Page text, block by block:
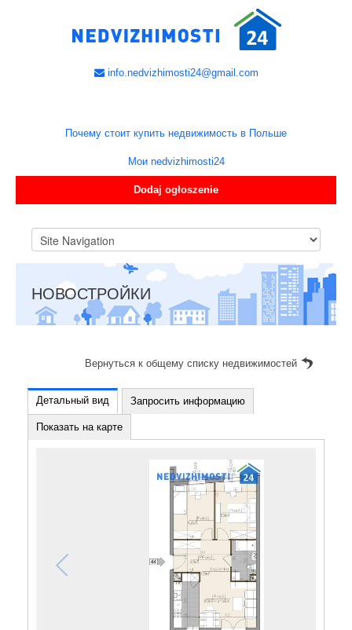
info.nedvizhimosti24@gmail.com
Почему стоит купить недвижимость в Польше
Мои nedvizhimosti24
Dodaj ogłoszenie
НОВОСТРОЙКИ
Вернуться к общему списку недвижимостей
Детальный вид Запросить информацию
Показать на карте